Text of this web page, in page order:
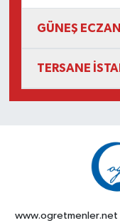
GÜNEŞ
TERSANE
www.ogretmenler.net